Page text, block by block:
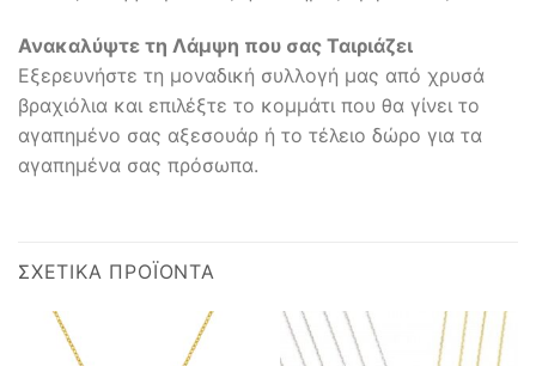
Ανακαλύψτε τη Λάμψη που σας Ταιριάζει
Εξερευνήστε τη μοναδική συλλογή μας από χρυσά
βραχιόλια και επιλέξτε το κομμάτι που θα γίνει το
αγαπημένο σας αξεσουάρ ή το τέλειο δώρο για τα
αγαπημένα σας πρόσωπα.
ΣΧΕΤΙΚΆ ΠΡΟΪΌΝΤΑ